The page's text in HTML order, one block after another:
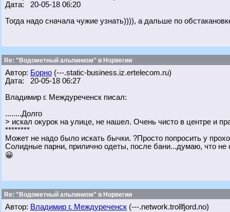
Дата: 20-05-18 06:20
Тогда надо сначала чужие узнать)))), а дальше по
Re: "Водометный альпинизм" в Норвегии
Автор: Борно (---.static-business.iz.ertelecom.ru)
Дата: 20-05-18 06:27
Владимир г. Междуреченск писал:
........Долго
> искал окурок на улице, не нашел. Очень чисто в центре и
********
Может не надо было искать бычки. ?Просто попросить у
Солидные парни, прилично одеты, после бани...думаю, что не
😀
Re: "Водометный альпинизм" в Норвегии
Автор: Владимир г. Междуреченск (---.network.trollfjord.no)